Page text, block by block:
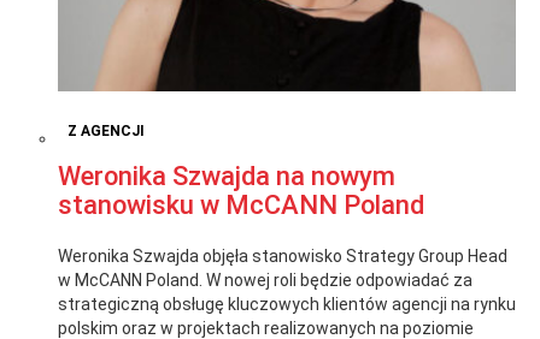
Z AGENCJI
Weronika Szwajda na nowym
stanowisku w McCANN Poland
Weronika Szwajda objęła stanowisko Strategy Group Head
w McCANN Poland. W nowej roli będzie odpowiadać za
strategiczną obsługę kluczowych klientów agencji na rynku
polskim oraz w projektach realizowanych na poziomie